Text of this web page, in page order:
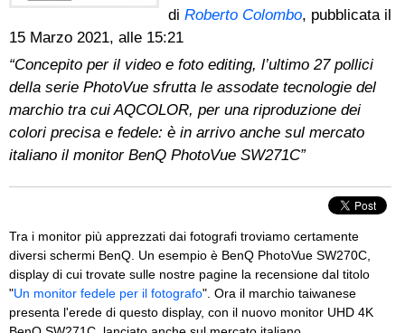
di Roberto Colombo, pubblicata il
15 Marzo 2021, alle 15:21
“Concepito per il video e foto editing, l’ultimo 27 pollici
della serie PhotoVue sfrutta le assodate tecnologie del
marchio tra cui AQCOLOR, per una riproduzione dei
colori precisa e fedele: è in arrivo anche sul mercato
italiano il monitor BenQ PhotoVue SW271C”
Tra i monitor più apprezzati dai fotografi troviamo certamente
diversi schermi BenQ. Un esempio è BenQ PhotoVue SW270C,
display di cui trovate sulle nostre pagine la recensione dal titolo
"Un monitor fedele per il fotografo". Ora il marchio taiwanese
presenta l'erede di questo display, con il nuovo monitor UHD 4K